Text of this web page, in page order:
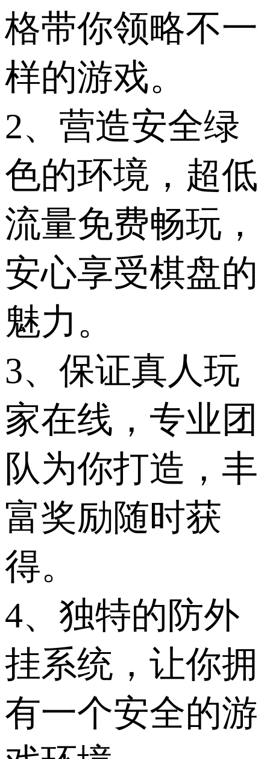
格带你领略不一
样的游戏。
2、营造安全绿
色的环境，超低
流量免费畅玩，
安心享受棋盘的
魅力。
3、保证真人玩
家在线，专业团
队为你打造，丰
富奖励随时获
得。
4、独特的防外
挂系统，让你拥
有一个安全的游